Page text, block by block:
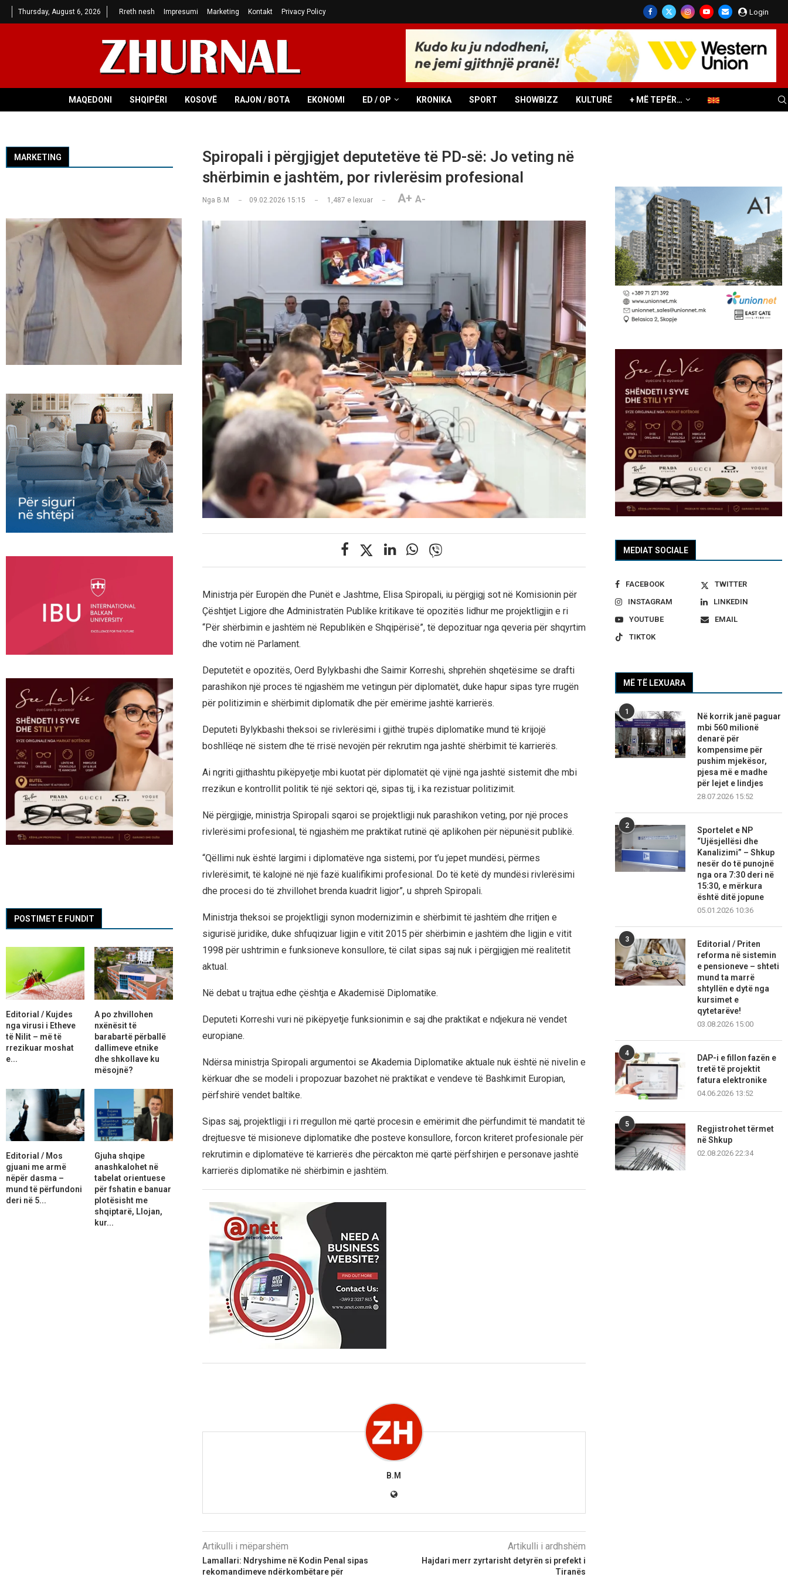
Thursday, August 6, 2026 Rreth nesh Impresumi Marketing Kontakt Privacy Policy Login
MAQEDONI SHQIPËRI KOSOVË RAJON / BOTA EKONOMI ED / OP KRONIKA SPORT SHOWBIZZ KULTURË + MË TEPËR…
Spiropali i përgjigjet deputetëve të PD-së: Jo veting në
shërbimin e jashtëm, por rivlerësim profesional
Nga B.M 09.02.2026 15:15 1,487 e lexuar A+ A-
Ministrja për Europën dhe Punët e Jashtme, Elisa Spiropali, iu përgjigj sot në Komisionin për
Çështjet Ligjore dhe Administratën Publike kritikave të opozitës lidhur me projektligjin e ri
“Për shërbimin e jashtëm në Republikën e Shqipërisë”, të depozituar nga qeveria për shqyrtim
dhe votim në Parlament.
Deputetët e opozitës, Oerd Bylykbashi dhe Saimir Korreshi, shprehën shqetësime se drafti
parashikon një proces të ngjashëm me vetingun për diplomatët, duke hapur sipas tyre rrugën
për politizimin e shërbimit diplomatik dhe për emërime jashtë karrierës.
Deputeti Bylykbashi theksoi se rivlerësimi i gjithë trupës diplomatike mund të krijojë
boshllëqe në sistem dhe të rrisë nevojën për rekrutim nga jashtë shërbimit të karrierës.
Ai ngriti gjithashtu pikëpyetje mbi kuotat për diplomatët që vijnë nga jashtë sistemit dhe mbi
rrezikun e kontrollit politik të një sektori që, sipas tij, i ka rezistuar politizimit.
Në përgjigje, ministrja Spiropali sqaroi se projektligji nuk parashikon veting, por një proces
rivlerësimi profesional, të ngjashëm me praktikat rutinë që aplikohen për nëpunësit publikë.
“Qëllimi nuk është largimi i diplomatëve nga sistemi, por t’u jepet mundësi, përmes
rivlerësimit, të kalojnë në një fazë kualifikimi profesional. Do të ketë dy mundësi rivlerësimi
dhe procesi do të zhvillohet brenda kuadrit ligjor”, u shpreh Spiropali.
Ministrja theksoi se projektligji synon modernizimin e shërbimit të jashtëm dhe rritjen e
sigurisë juridike, duke shfuqizuar ligjin e vitit 2015 për shërbimin e jashtëm dhe ligjin e vitit
1998 për ushtrimin e funksioneve konsullore, të cilat sipas saj nuk i përgjigjen më realitetit
aktual.
Në debat u trajtua edhe çështja e Akademisë Diplomatike.
Deputeti Korreshi vuri në pikëpyetje funksionimin e saj dhe praktikat e ndjekura në vendet
europiane.
Ndërsa ministrja Spiropali argumentoi se Akademia Diplomatike aktuale nuk është në nivelin e
kërkuar dhe se modeli i propozuar bazohet në praktikat e vendeve të Bashkimit Europian,
përfshirë vendet baltike.
Sipas saj, projektligji i ri rregullon më qartë procesin e emërimit dhe përfundimit të mandatit të
drejtuesve të misioneve diplomatike dhe posteve konsullore, forcon kriteret profesionale për
rekrutimin e diplomatëve të karrierës dhe përcakton më qartë përfshirjen e personave jashtë
karrierës diplomatike në shërbimin e jashtëm.
B.M
Artikulli i mëparshëm
Lamallari: Ndryshime në Kodin Penal sipas
rekomandimeve ndërkombëtare për
Artikulli i ardhshëm
Hajdari merr zyrtarisht detyrën si prefekt i
Tiranës
MEDIAT SOCIALE
FACEBOOK
TWITTER
INSTAGRAM
LINKEDIN
YOUTUBE
EMAIL
TIKTOK
MË TË LEXUARA
1
Në korrik janë paguar
mbi 560 milionë
denarë për
kompensime për
pushim mjekësor,
pjesa më e madhe
për lejet e lindjes
28.07.2026 15:52
2
Sportelet e NP
“Ujësjellësi dhe
Kanalizimi” – Shkup
nesër do të punojnë
nga ora 7:30 deri në
15:30, e mërkura
është ditë jopune
05.01.2026 10:36
3
Editorial / Priten
reforma në sistemin
e pensioneve – shteti
mund ta marrë
shtyllën e dytë nga
kursimet e
qytetarëve!
03.08.2026 15:00
4
DAP-i e fillon fazën e
tretë të projektit
fatura elektronike
04.06.2026 13:52
5
Regjistrohet tërmet
në Shkup
02.08.2026 22:34
MARKETING
POSTIMET E FUNDIT
Editorial / Kujdes
nga virusi i Etheve
të Nilit – më të
rrezikuar moshat
e...
A po zhvillohen
nxënësit të
barabartë përballë
dallimeve etnike
dhe shkollave ku
mësojnë?
Editorial / Mos
gjuani me armë
nëpër dasma –
mund të përfundoni
deri në 5...
Gjuha shqipe
anashkalohet në
tabelat orientuese
për fshatin e banuar
plotësisht me
shqiptarë, Llojan,
kur...